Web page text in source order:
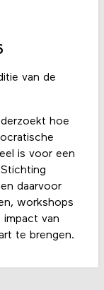
van de
hoe
is voor een
daarvoor
workshops
impact van
te brengen.